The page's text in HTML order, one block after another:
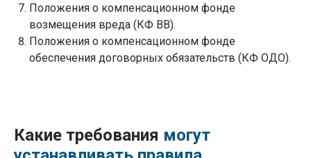
Положения о компенсационном фонде
возмещения вреда (КФ ВВ).
Положения о компенсационном фонде
обеспечения договорных обязательств (КФ ОДО).
Какие требования могут